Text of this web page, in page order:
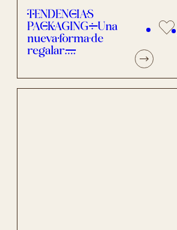
TENDENCIAS
PACKAGING: Una
nueva forma de
regalar….